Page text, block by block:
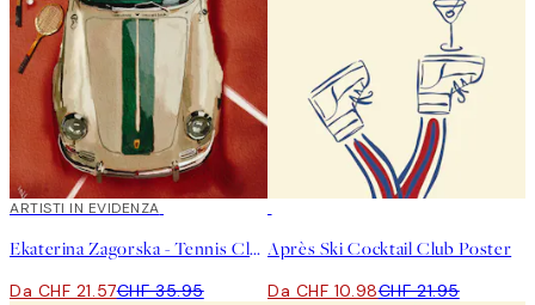
40%*
ARTISTI IN EVIDENZA
Ekaterina Zagorska - Tennis Club Poster
Da CHF 21.57CHF 35.95
Après Ski Cocktail Club Poster
Da CHF 10.98CHF 21.95